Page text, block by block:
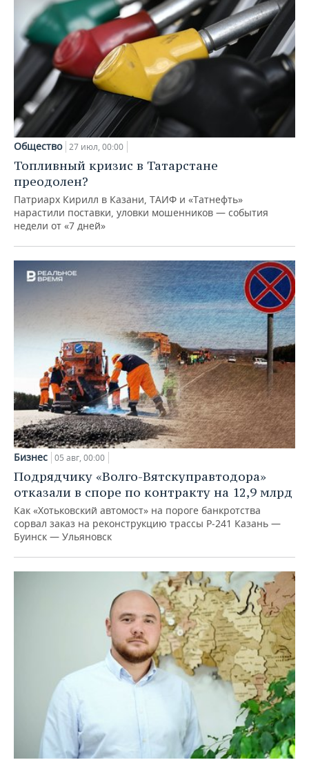
Общество 27 июл, 00:00
Топливный кризис в Татарстане
преодолен?
Патриарх Кирилл в Казани, ТАИФ и «Татнефть»
нарастили поставки, уловки мошенников — события
недели от «7 дней»
Бизнес 05 авг, 00:00
Подрядчику «Волго-Вятскуправтодора»
отказали в споре по контракту на 12,9 млрд
Как «Хотьковский автомост» на пороге банкротства
сорвал заказ на реконструкцию трассы Р‑241 Казань —
Буинск — Ульяновск